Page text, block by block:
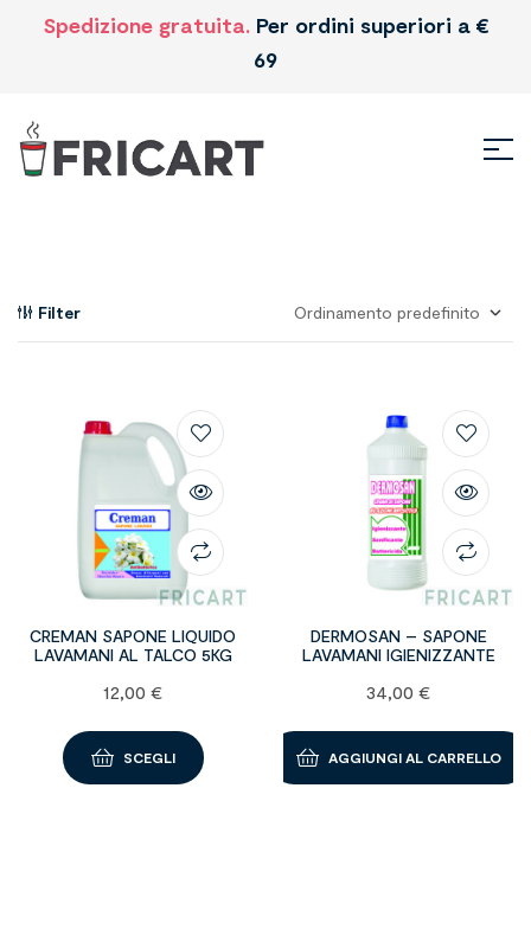
Spedizione gratuita. Per ordini superiori a €
69
Filter
CREMAN SAPONE LIQUIDO
LAVAMANI AL TALCO 5KG
12,00 €
SCEGLI
DERMOSAN – SAPONE
LAVAMANI IGIENIZZANTE
34,00 €
AGGIUNGI AL CARRELLO